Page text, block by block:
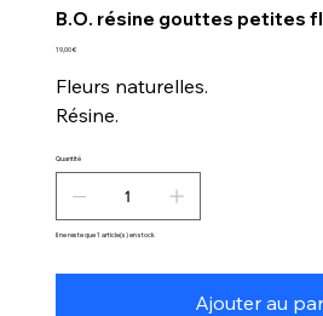
B.O. résine gouttes petites
Prix
19,00 €
Fleurs naturelles.
Résine.
Quantité
Il ne reste que 1 article(s) en stock
Ajouter au